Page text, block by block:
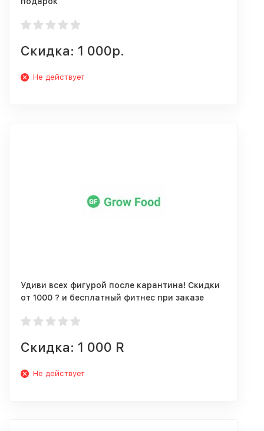
Скидка: 1 000р.
Не действует
Удиви всех фигурой после карантина! Скидки
от 1000 ? и бесплатный фитнес при заказе
Скидка: 1 000 R
Не действует